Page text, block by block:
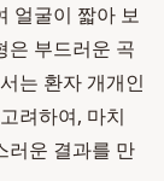
얼굴이 짧아 보
은 부드러운 곡
는 환자 개개인
려하여, 마치
러운 결과를 만